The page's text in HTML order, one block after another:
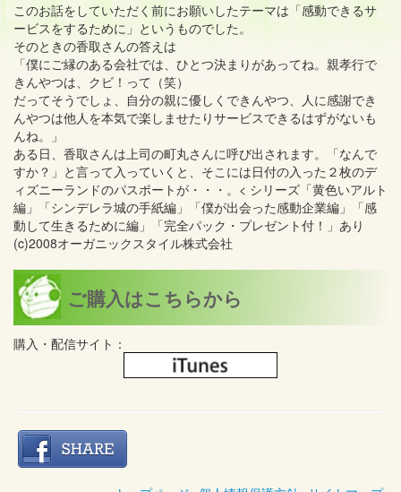
このお話をしていただく前にお願いしたテーマは「感動できるサ
ービスをするために」というものでした。
そのときの香取さんの答えは
「僕にご縁のある会社では、ひとつ決まりがあってね。親孝行で
きんやつは、クビ！って（笑）
だってそうでしょ、自分の親に優しくできんやつ、人に感謝でき
んやつは他人を本気で楽しませたりサービスできるはずがないも
んね。」
ある日、香取さんは上司の町丸さんに呼び出されます。「なんで
すか？」と言って入っていくと、そこには日付の入った２枚のデ
ィズニーランドのパスポートが・・・。< シリーズ「黄色いアルト
編」「シンデレラ城の手紙編」「僕が出会った感動企業編」「感
動して生きるために編」「完全パック・プレゼント付！」あり
(c)2008オーガニックスタイル株式会社
ご購入はこちらから
購入・配信サイト：